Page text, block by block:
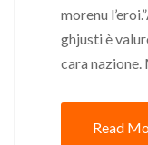
morenu
ghjusti è
cara
Read